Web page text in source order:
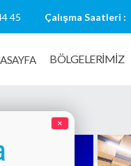
45 Çalışma Saatleri :
BÖLGELERİMİZ
×